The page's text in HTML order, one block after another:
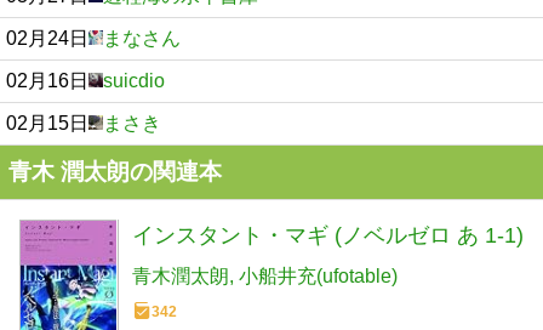
02月24日 まなさん
02月16日 suicdio
02月15日 まさき
青木 潤太朗の関連本
インスタント・マギ (ノベルゼロ あ 1-1)
青木潤太朗 小船井充(ufotable)
342